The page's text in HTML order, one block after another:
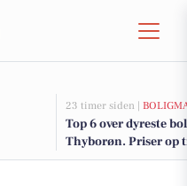
23 timer siden |
Top 6 over dyreste
Thyborøn. Priser op